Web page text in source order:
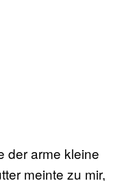
der arme kleine
meinte zu mir,